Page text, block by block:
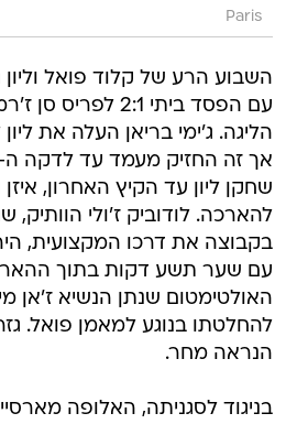
Paris
השבוע הרע של קלוד פואל
עם הפסד ביתי 2:1
שחקן ליון עד הקיץ האחרון,
להארכה. לודוביק ז'ולי הוותיק,
בקבוצה את דרכו המקצועית,
עם שער תשע דקות בתוך
האולטימטום שנתן הנשיא ז'אן
להחלטתו בנוגע למאמן פואל. גזר
הנראה מחר.
בניגוד לסגניתה, האלופה